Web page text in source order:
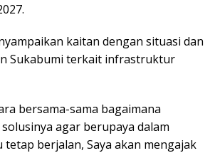
kaitan dengan situasi dan
Sukabumi terkait infrastruktur
bersama-sama bagaimana
agar berupaya dalam
berjalan, Saya akan mengajak